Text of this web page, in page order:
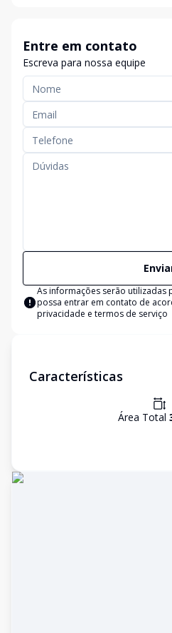
Entre em contato
Escreva para nossa equipe
As informações serão utilizadas
possa entrar em contato de
privacidade e termos de serviço
Características
Área Total